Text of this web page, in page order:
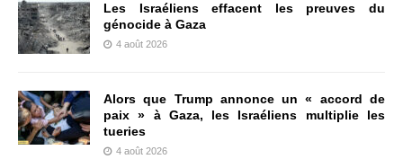
Les Israéliens effacent les preuves du
génocide à Gaza
4 août 2026
Alors que Trump annonce un « accord de
paix » à Gaza, les Israéliens multiplie les
tueries
4 août 2026